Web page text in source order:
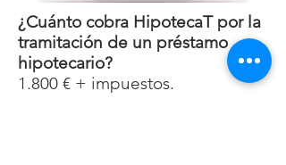
¿Cuánto cobra HipotecaT por la
tramitación de un préstamo
hipotecario?
1.800 € + impuestos.